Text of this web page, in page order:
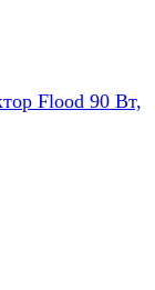
Flood 90 Вт,